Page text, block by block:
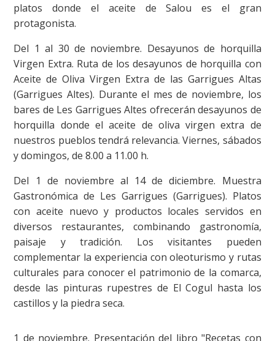
platos donde el aceite de Salou es el gran
protagonista.
Del 1 al 30 de noviembre. Desayunos de horquilla
Virgen Extra. Ruta de los desayunos de horquilla con
Aceite de Oliva Virgen Extra de las Garrigues Altas
(Garrigues Altes). Durante el mes de noviembre, los
bares de Les Garrigues Altes ofrecerán desayunos de
horquilla donde el aceite de oliva virgen extra de
nuestros pueblos tendrá relevancia. Viernes, sábados
y domingos, de 8.00 a 11.00 h.
Del 1 de noviembre al 14 de diciembre. Muestra
Gastronómica de Les Garrigues (Garrigues). Platos
con aceite nuevo y productos locales servidos en
diversos restaurantes, combinando gastronomía,
paisaje y tradición. Los visitantes pueden
complementar la experiencia con oleoturismo y rutas
culturales para conocer el patrimonio de la comarca,
desde las pinturas rupestres de El Cogul hasta los
castillos y la piedra seca.
1 de noviembre. Presentación del libro "Recetas con